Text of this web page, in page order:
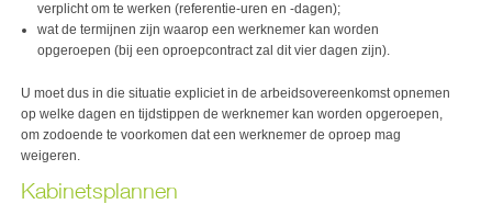
verplicht om te werken (referentie-uren en -dagen);
wat de termijnen zijn waarop een werknemer kan worden
opgeroepen (bij een oproepcontract zal dit vier dagen zijn).
U moet dus in die situatie expliciet in de arbeidsovereenkomst opnemen
op welke dagen en tijdstippen de werknemer kan worden opgeroepen,
om zodoende te voorkomen dat een werknemer de oproep mag
weigeren.
Kabinetsplannen